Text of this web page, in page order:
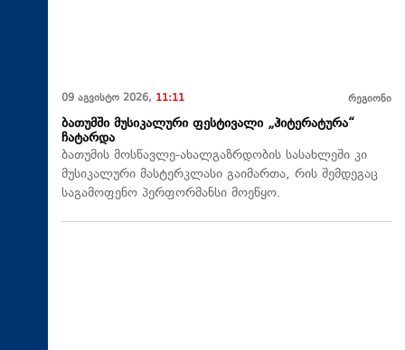
09 აგვისტო 2026, 11:11 რეგიონი
ბათუმში მუსიკალური ფესტივალი „ჰიტერატურა“
ჩატარდა
ბათუმის მოსწავლე-ახალგაზრდობის სასახლეში კი
მუსიკალური მასტერკლასი გაიმართა, რის შემდეგაც
საგამოფენო პერფორმანსი მოეწყო.